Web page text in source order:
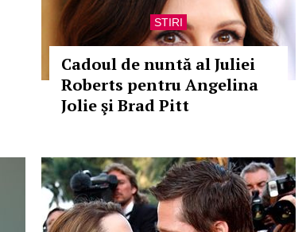
STIRI
Cadoul de nuntă al Juliei
Roberts pentru Angelina
Jolie şi Brad Pitt